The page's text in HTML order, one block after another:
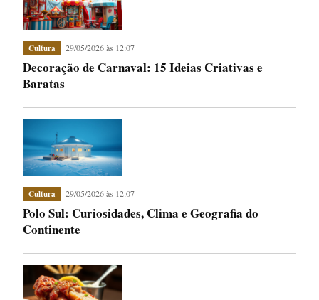
Cultura 29/05/2026 às 12:07
Decoração de Carnaval: 15 Ideias Criativas e
Baratas
Cultura 29/05/2026 às 12:07
Polo Sul: Curiosidades, Clima e Geografia do
Continente